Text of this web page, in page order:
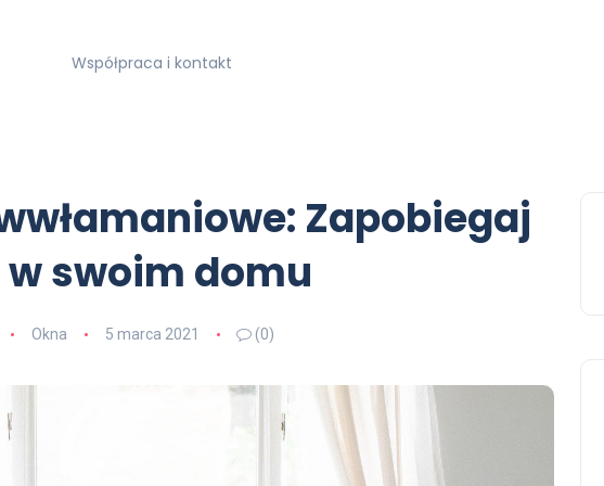
Współpraca i kontakt
Zapobiegaj
swoim domu
Okna 5 marca 2021 (0)